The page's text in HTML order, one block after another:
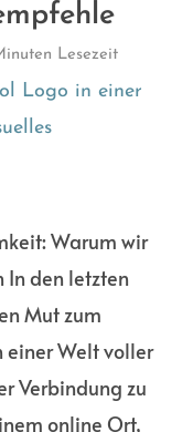
Lesezeit
Warum wir
In den letzten
Mut zum
einer Welt voller
Verbindung zu
online Ort,